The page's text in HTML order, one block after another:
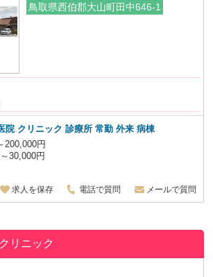
鳥取県西伯郡大山町田中646-1
院 クリニック 診療所 常勤 外来 病棟
200,000円
30,000円
求人を保存 電話で質問 メールで質問
リニック